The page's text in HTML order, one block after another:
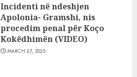
Incidenti në ndeshjen
Apolonia- Gramshi, nis
procedim penal për Koço
Kokëdhimën (VIDEO)
MARCH 27, 2025